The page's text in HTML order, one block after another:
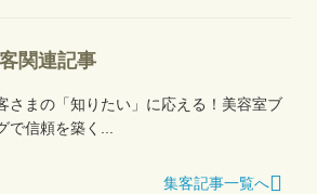
関連記事
さまの「知りたい」に応える！美容室ブ
で信頼を築く...
集客記事一覧へ